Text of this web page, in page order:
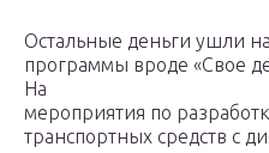
Остальные деньги ушли
программы вроде «Свое
На
мероприятия по
транспортных средств с